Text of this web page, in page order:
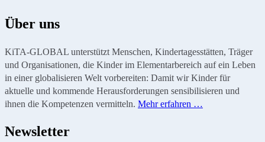
Über uns
KiTA-GLOBAL unterstützt Menschen, Kindertagesstätten, Träger
und Organisationen, die Kinder im Elementarbereich auf ein Leben
in einer globalisieren Welt vorbereiten: Damit wir Kinder für
aktuelle und kommende Herausforderungen sensibilisieren und
ihnen die Kompetenzen vermitteln. Mehr erfahren …
Newsletter